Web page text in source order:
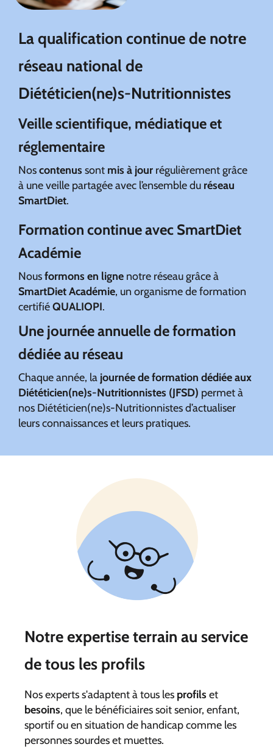
La qualification continue de notre
réseau nationalde
Diététicien(ne)s-Nutritionnistes
Veille scientifique, médiatique et
réglementaire
Noscontenus sont mis à jour régulièrement grâce
à une veille partagée avec l’ensemble du réseau
SmartDiet.
Formation continue avec SmartDiet
Académie
Nousformons en ligne notre réseaugrâce à
SmartDiet Académie, un organisme de formation
certifiéQUALIOPI.
Une journée annuelle de formation
dédiée au réseau
Chaque année, la journée de formation dédiée aux
Diététicien(ne)s-Nutritionnistes (JFSD) permet à
nos Diététicien(ne)s-Nutritionnistes d’actualiser
leurs connaissances et leurs pratiques.
Notre expertise terrain au service
de tous les profils
Nos experts s'adaptent à tous les profils et
besoins, que le bénéficiaires soit senior, enfant,
sportif ou en situation de handicap comme les
personnes sourdes et muettes.